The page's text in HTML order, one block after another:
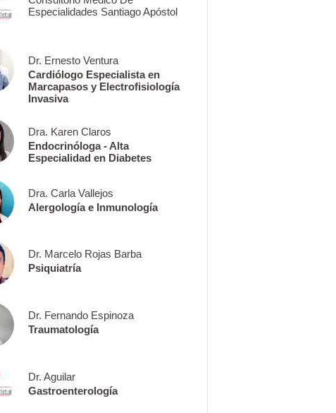
Especialidades Santiago Apóstol
Dr. Ernesto Ventura
Cardiólogo Especialista en
Marcapasos y Electrofisiología
Invasiva
Dra. Karen Claros
Endocrinóloga - Alta
Especialidad en Diabetes
Dra. Carla Vallejos
Alergología e Inmunología
Dr. Marcelo Rojas Barba
Psiquiatría
Dr. Fernando Espinoza
Traumatología
Dr. Aguilar
Gastroenterología